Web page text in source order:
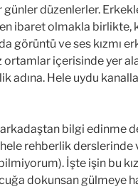
günler düzenlerler.
ibaret olmakla birlikte,
görüntü ve ses kızmı
ortamlar içerisinde yer
adına. Hele uydu
bilgi edinme
hele rehberlik
İşte işin bu
dokunsan gülmeye